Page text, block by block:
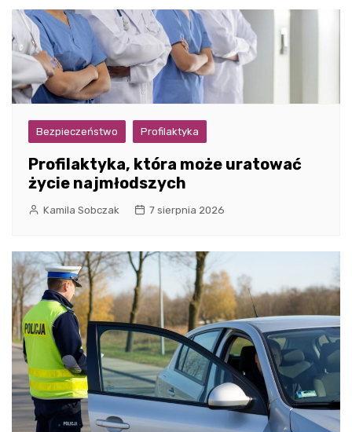
Bezpieczeństwo Profilaktyka
Profilaktyka, która może uratować
życie najmłodszych
Kamila Sobczak 7 sierpnia 2026